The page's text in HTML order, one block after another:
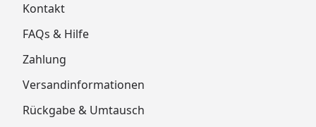
Kontakt
FAQs & Hilfe
Zahlung
Versandinformationen
Rückgabe & Umtausch